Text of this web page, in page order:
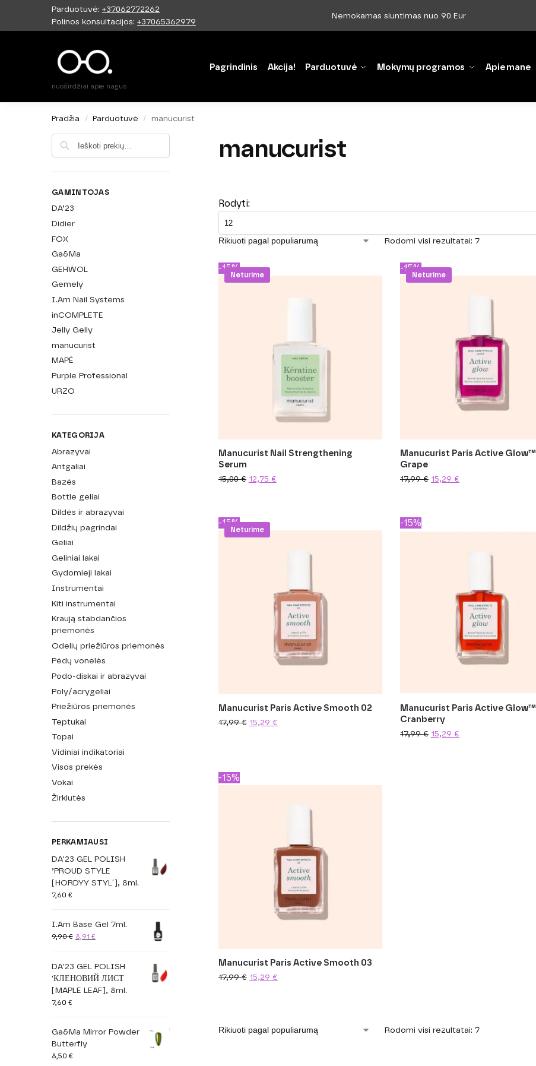
Parduotuvė: +37062772262
Polinos konsultacijos: +37065362979
Nemokamas siuntimas nuo 90 Eur
nuoširdžiai apie nagus
Pagrindinis Akcija! Parduotuvė Mokymų programos Apie mane
Paieška
Pradžia / Parduotuvė / manucurist
manucurist
Rodyti:
Rodomi visi rezultatai: 7
-15%
Neturime
Manucurist Nail Strengthening
Serum
15,00€ 12,75 €
-15%
Neturime
Manucurist Paris Active Glow™
Grape
17,99€ 15,29 €
-15%
Neturime
Manucurist Paris Active Smooth 02
17,99€ 15,29 €
-15%
Manucurist Paris Active Glow™
Cranberry
17,99€ 15,29 €
-15%
Manucurist Paris Active Smooth 03
17,99€ 15,29 €
Rodomi visi rezultatai: 7
GAMINTOJAS
DA’23
Didier
FOX
Ga&Ma
GEHWOL
Gemely
I.Am Nail Systems
inCOMPLETE
Jelly Gelly
manucurist
MAPÈ
Purple Professional
URZO
KATEGORIJA
Abrazyvai
Antgaliai
Bazės
Bottle geliai
Dildės ir abrazyvai
Dildžių pagrindai
Geliai
Geliniai lakai
Gydomieji lakai
Instrumentai
Kiti instrumentai
Kraują stabdančios
priemonės
Odelių priežiūros priemonės
Pėdų vonelės
Podo-diskai ir abrazyvai
Poly/acrygeliai
Priežiūros priemonės
Teptukai
Topai
Vidiniai indikatoriai
Visos prekės
Vokai
Žirklutės
PERKAMIAUSI
DA'23 GEL POLISH
’PROUD STYLE
[HORDYY STYLʹ], 8ml.
7,60 €
I.Am Base Gel 7ml.
9,90€ 8,91 €
DA'23 GEL POLISH
'КЛЕНОВИЙ ЛИСТ
[MAPLE LEAF], 8ml.
7,60 €
Ga&Ma Mirror Powder
Butterfly
8,50 €